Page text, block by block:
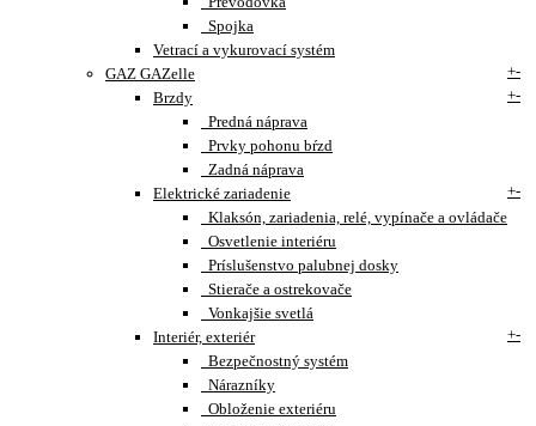
Spojka
Vetrací a vykurovací systém
GAZ GAZelle
+-
Brzdy
+-
Predná náprava
Prvky pohonu bŕzd
Zadná náprava
Elektrické zariadenie
+-
Klaksón, zariadenia, relé, vypínače a ovládače
Osvetlenie interiéru
Príslušenstvo palubnej dosky
Stierače a ostrekovače
Vonkajšie svetlá
Interiér, exteriér
+-
Bezpečnostný systém
Nárazníky
Obloženie exteriéru